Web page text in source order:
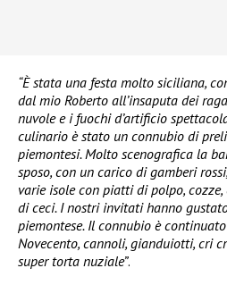
“È stata una festa molto siciliana,
dal mio Roberto all’insaputa dei
nuvole e i fuochi d’artificio
culinario è stato un connubio di
piemontesi. Molto scenografica la
sposo, con un carico di gamberi
varie isole con piatti di polpo, cozze,
di ceci. I nostri invitati hanno
piemontese. Il connubio è
Novecento, cannoli, gianduiotti, cri
super torta nuziale”.